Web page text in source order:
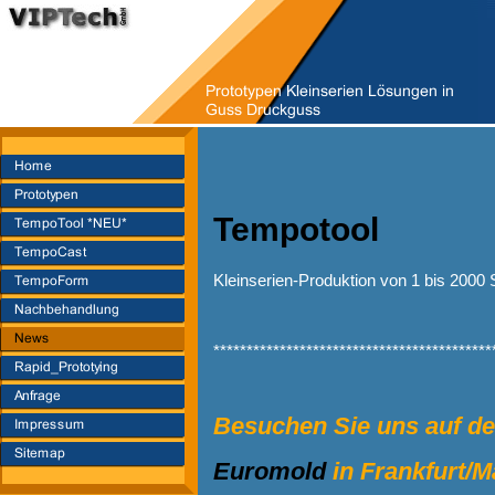
Tempotool
Kleinserien-Produktion von 1 bis 2000
Besuchen Sie uns auf
Euromoldin Frankfurt/